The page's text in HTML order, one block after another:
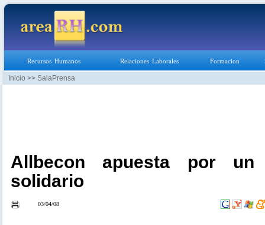
Recursos Humanos Relaciones Laborales Formacion
Inicio >> SalaPrensa
Allbecon apuesta por un
solidario
03/04/08